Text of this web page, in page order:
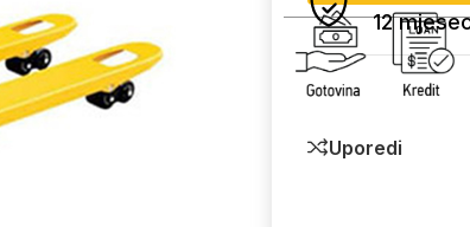
12
Uporedi